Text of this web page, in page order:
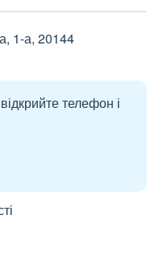
1-а, 20144
телефон і